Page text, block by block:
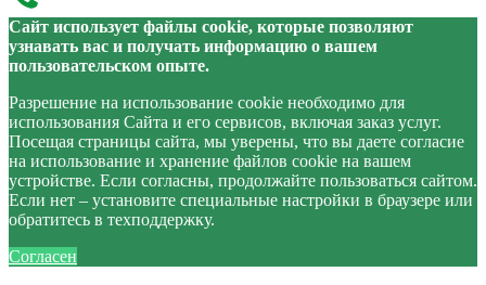
Сайт использует файлы cookie, которые позволяют
узнавать вас и получать информацию о вашем
пользовательском опыте.
Разрешение на использование cookie необходимо для
использования Сайта и его сервисов, включая заказ услуг.
Посещая страницы сайта, мы уверены, что вы даете согласие
на использование и хранение файлов cookie на вашем
устройстве. Если согласны, продолжайте пользоваться сайтом.
Если нет – установите специальные настройки в браузере или
обратитесь в техподдержку.
Согласен